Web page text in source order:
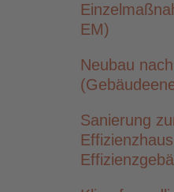
EM)
Neubau
Sanierung